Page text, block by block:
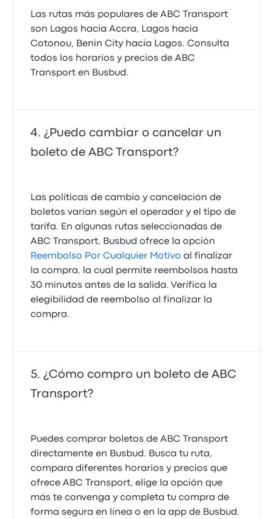
Las rutas más populares de ABC Transport
son Lagos hacia Accra, Lagos hacia
Cotonou, Benin City hacia Lagos. Consulta
todos los horarios y precios de ABC
Transport en Busbud.
¿Puedo cambiar o cancelar un
boleto de ABC Transport?
Las políticas de cambio y cancelación de
boletos varían según el operador y el tipo de
tarifa. En algunas rutas seleccionadas de
ABC Transport, Busbud ofrece la opción
Reembolso Por Cualquier Motivo al finalizar
la compra, la cual permite reembolsos hasta
30 minutos antes de la salida. Verifica la
elegibilidad de reembolso al finalizar la
compra.
¿Cómo compro un boleto de ABC
Transport?
Puedes comprar boletos de ABC Transport
directamente en Busbud. Busca tu ruta,
compara diferentes horarios y precios que
ofrece ABC Transport, elige la opción que
más te convenga y completa tu compra de
forma segura en línea o en la app de Busbud.